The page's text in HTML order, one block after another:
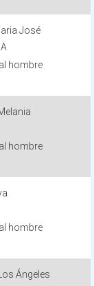
José
hombre
hombre
hombre
Ángeles